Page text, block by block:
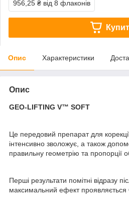
956,25 ₴ від 8 флаконів
Опис Характеристики
Опис
GEO-LIFTING V™ SOFT
Це передовий препарат для
інтенсивно зволожує, а також
правильну геометрію та пропорції
Перші результати помітні відразу
максимальний ефект проявляється